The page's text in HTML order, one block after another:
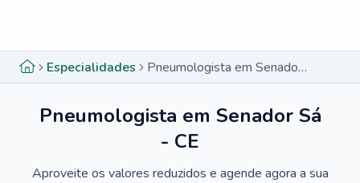
Especialidades Pneumologista em Senador Sá - CE
Pneumologista em Senador Sá
- CE
Aproveite os valores reduzidos e agende agora a sua